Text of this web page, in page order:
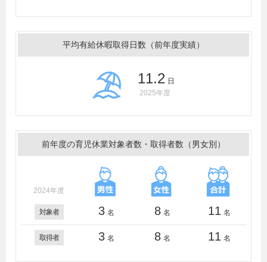
平均有給休暇取得日数（前年度実績）
11.2 日
2025年度
前年度の育児休業対象者数・取得者数（男女別）
2024年度
対象者 3 名 8 名 11 名
取得者 3 名 8 名 11 名